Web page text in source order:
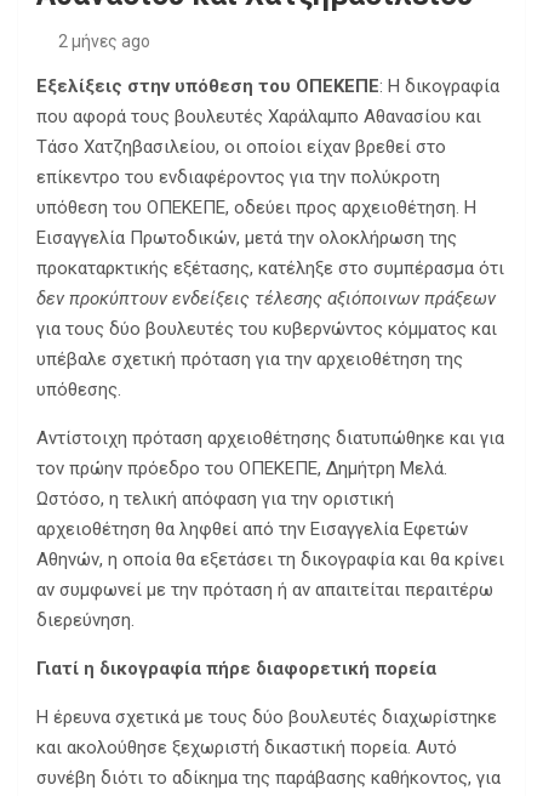
2 μήνες ago
Εξελίξεις στην υπόθεση του ΟΠΕΚΕΠΕ: Η δικογραφία
που αφορά τους βουλευτές Χαράλαμπο Αθανασίου και
Τάσο Χατζηβασιλείου, οι οποίοι είχαν βρεθεί στο
επίκεντρο του ενδιαφέροντος για την πολύκροτη
υπόθεση του ΟΠΕΚΕΠΕ, οδεύει προς αρχειοθέτηση. Η
Εισαγγελία Πρωτοδικών, μετά την ολοκλήρωση της
προκαταρκτικής εξέτασης, κατέληξε στο συμπέρασμα ότι
δεν προκύπτουν ενδείξεις τέλεσης αξιόποινων πράξεων
για τους δύο βουλευτές του κυβερνώντος κόμματος και
υπέβαλε σχετική πρόταση για την αρχειοθέτηση της
υπόθεσης.
Αντίστοιχη πρόταση αρχειοθέτησης διατυπώθηκε και για
τον πρώην πρόεδρο του ΟΠΕΚΕΠΕ, Δημήτρη Μελά.
Ωστόσο, η τελική απόφαση για την οριστική
αρχειοθέτηση θα ληφθεί από την Εισαγγελία Εφετών
Αθηνών, η οποία θα εξετάσει τη δικογραφία και θα κρίνει
αν συμφωνεί με την πρόταση ή αν απαιτείται περαιτέρω
διερεύνηση.
Γιατί η δικογραφία πήρε διαφορετική πορεία
Η έρευνα σχετικά με τους δύο βουλευτές διαχωρίστηκε
και ακολούθησε ξεχωριστή δικαστική πορεία. Αυτό
συνέβη διότι το αδίκημα της παράβασης καθήκοντος, για